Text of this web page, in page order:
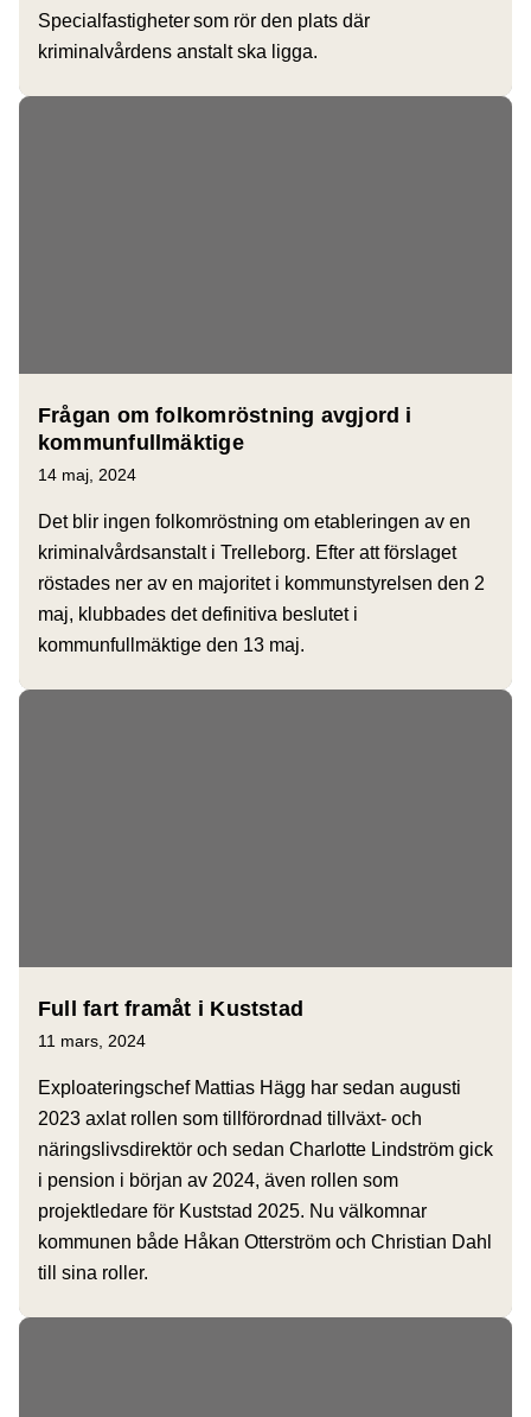
Specialfastigheter som rör den plats där
kriminalvårdens anstalt ska ligga.
Frågan om folkomröstning avgjord i
kommunfullmäktige
14 maj, 2024
Det blir ingen folkomröstning om etableringen av en
kriminalvårdsanstalt i Trelleborg. Efter att förslaget
röstades ner av en majoritet i kommunstyrelsen den 2
maj, klubbades det definitiva beslutet i
kommunfullmäktige den 13 maj.
Full fart framåt i Kuststad
11 mars, 2024
Exploateringschef Mattias Hägg har sedan augusti
2023 axlat rollen som tillförordnad tillväxt- och
näringslivsdirektör och sedan Charlotte Lindström gick
i pension i början av 2024, även rollen som
projektledare för Kuststad 2025. Nu välkomnar
kommunen både Håkan Otterström och Christian Dahl
till sina roller.